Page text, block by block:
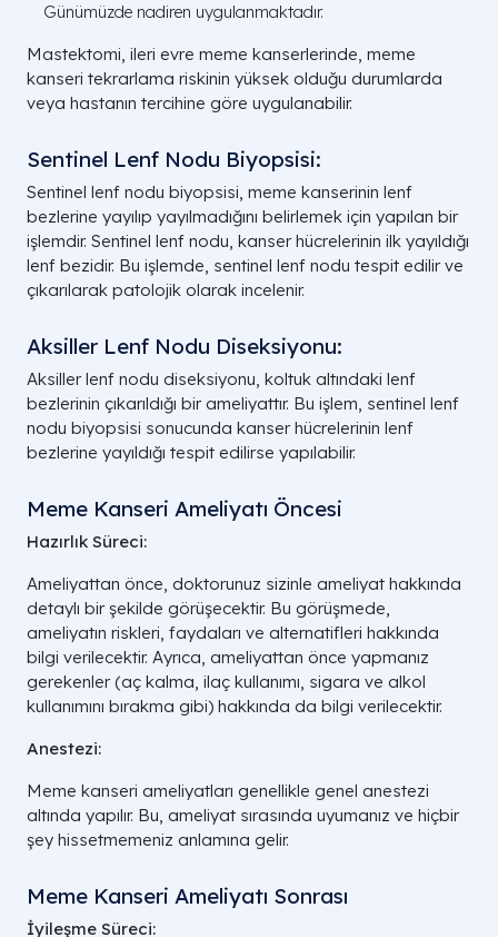
Günümüzde nadiren uygulanmaktadır.
Mastektomi, ileri evre meme kanserlerinde, meme
kanseri tekrarlama riskinin yüksek olduğu durumlarda
veya hastanın tercihine göre uygulanabilir.
Sentinel Lenf Nodu Biyopsisi:
Sentinel lenf nodu biyopsisi, meme kanserinin lenf
bezlerine yayılıp yayılmadığını belirlemek için yapılan bir
işlemdir. Sentinel lenf nodu, kanser hücrelerinin ilk yayıldığı
lenf bezidir. Bu işlemde, sentinel lenf nodu tespit edilir ve
çıkarılarak patolojik olarak incelenir.
Aksiller Lenf Nodu Diseksiyonu:
Aksiller lenf nodu diseksiyonu, koltuk altındaki lenf
bezlerinin çıkarıldığı bir ameliyattır. Bu işlem, sentinel lenf
nodu biyopsisi sonucunda kanser hücrelerinin lenf
bezlerine yayıldığı tespit edilirse yapılabilir.
Meme Kanseri Ameliyatı Öncesi
Hazırlık Süreci:
Ameliyattan önce, doktorunuz sizinle ameliyat hakkında
detaylı bir şekilde görüşecektir. Bu görüşmede,
ameliyatın riskleri, faydaları ve alternatifleri hakkında
bilgi verilecektir. Ayrıca, ameliyattan önce yapmanız
gerekenler (aç kalma, ilaç kullanımı, sigara ve alkol
kullanımını bırakma gibi) hakkında da bilgi verilecektir.
Anestezi:
Meme kanseri ameliyatları genellikle genel anestezi
altında yapılır. Bu, ameliyat sırasında uyumanız ve hiçbir
şey hissetmemeniz anlamına gelir.
Meme Kanseri Ameliyatı Sonrası
İyileşme Süreci: